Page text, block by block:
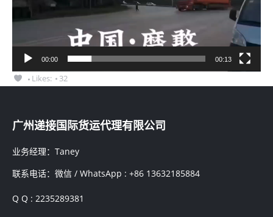
器
00:00 00:13
Likes: 32
广州递接国际货运代理有限公司
业务经理：Taney
联系电话：微信 / WhatsApp : +86 13632185884
Q Q : 2235289381